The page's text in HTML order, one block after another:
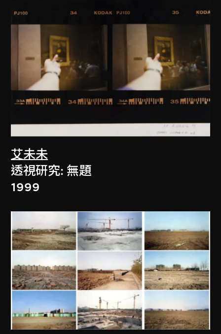
艾未未
透視研究: 無題
1999